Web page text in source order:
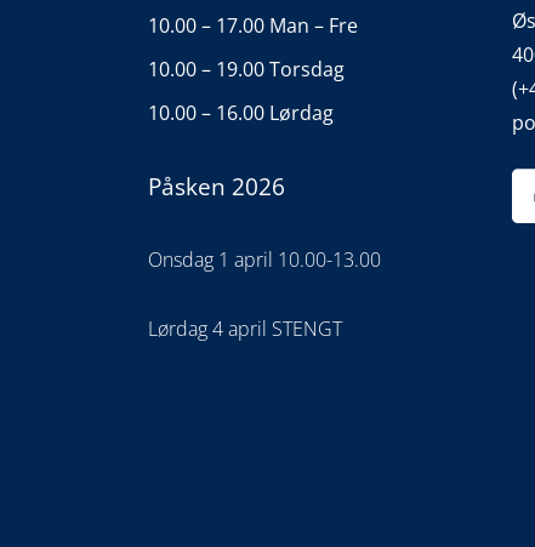
10.00 – 17.00 Man – Fre
10.00 – 19.00 Torsdag
10.00 – 16.00 Lørdag
Påsken 2026
Onsdag 1 april 10.00-13.00
Lørdag 4 april STENGT